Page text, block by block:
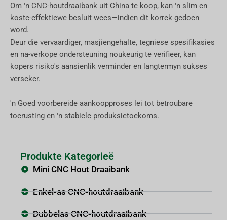
Om 'n CNC-houtdraaibank uit China te koop, kan 'n slim en
koste-effektiewe besluit wees—indien dit korrek gedoen
word.
Deur die vervaardiger, masjiengehalte, tegniese spesifikasies
en na-verkope ondersteuning noukeurig te verifieer, kan
kopers risiko's aansienlik verminder en langtermyn sukses
verseker.
'n Goed voorbereide aankoopproses lei tot betroubare
toerusting en 'n stabiele produksietoekoms.
Produkte Kategorieë
Mini CNC Hout Draaibank
Enkel-as CNC-houtdraaibank
Dubbelas CNC-houtdraaibank